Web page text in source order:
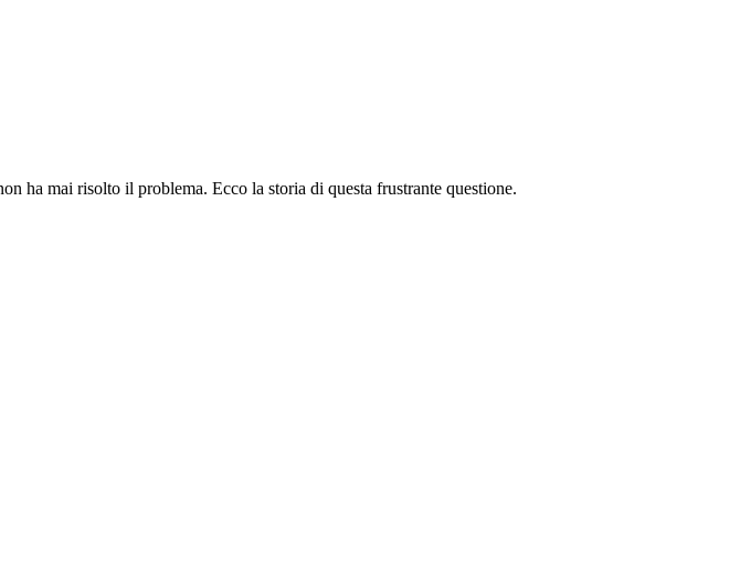
ha mai risolto il problema. Ecco la storia di questa frustrante questione.